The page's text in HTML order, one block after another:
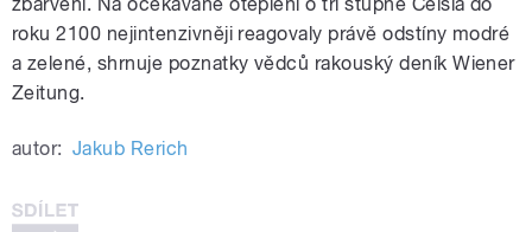
roku 2100 nejintenzivněji reagovaly právě odstíny modré
a zelené, shrnuje poznatky vědců rakouský deník Wiener
Zeitung.
autor: Jakub Rerich